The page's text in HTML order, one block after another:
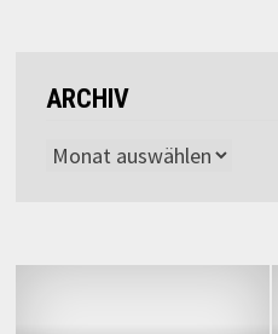
ARCHIV
Archiv